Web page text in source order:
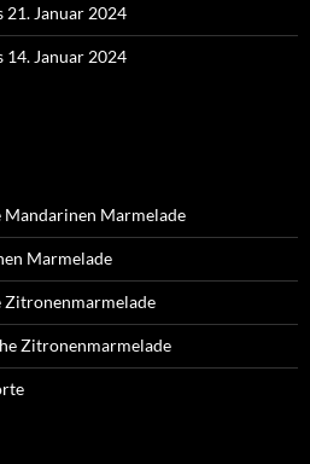
21. Januar 2024
14. Januar 2024
Mandarinen Marmelade
Marmelade
Zitronenmarmelade
Zitronenmarmelade